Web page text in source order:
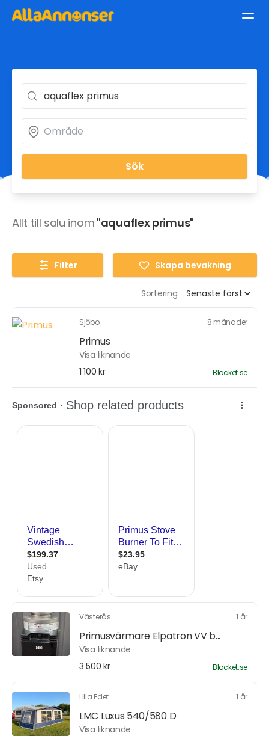
Sök
Allt till salu inom "aquaflex primus"
Filter Skapa bevakning
Sortering:
Sjöbo 8 månader
Primus
Visa liknande
1 100 kr
Blocket.se
Västerås 1 år
Primusvärmare Elpatron VV b...
Visa liknande
3 500 kr
Blocket.se
Lilla Edet 1 år
LMC Luxus 540/580 D
Visa liknande